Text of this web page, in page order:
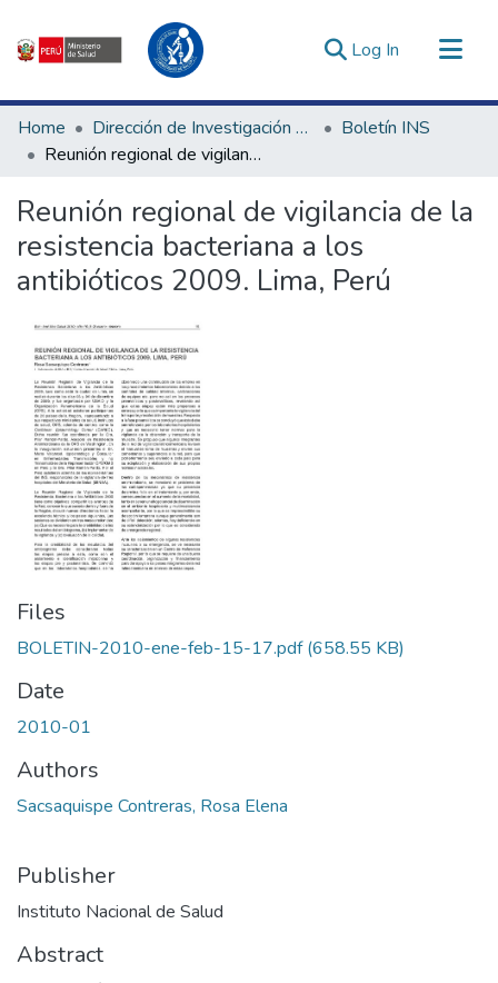
Log In (current)
Communities & Collections
All of DSpace
Estadísticas Externas
Enlaces de interés ▾
Home Dirección de Investigación e Innovación en Salud
Boletín INS
Reunión regional de vigilancia de la resistencia bacteriana a los antibióticos 2009. Lima, Perú
Reunión regional de vigilancia de la
resistencia bacteriana a los
antibióticos 2009. Lima, Perú
Files
BOLETIN-2010-ene-feb-15-17.pdf(658.55 KB)
Date
2010-01
Authors
Sacsaquispe Contreras, Rosa Elena
Publisher
Instituto Nacional de Salud
Abstract